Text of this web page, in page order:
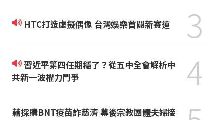
HTC打造虛擬偶像 台灣娛樂首闢新賽道 3
習近平第四任期穩了？從五中全會解析中
共新一波權力鬥爭
4
藉採購BNT疫苗詐慈濟 幕後宗教團體夫婦接